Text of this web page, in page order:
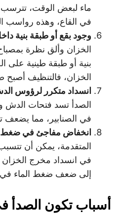
ماء لبعض الوقت، تترسب
في القاع، وهذه رواسب
وجود بقع أو طبقة بنية
الخزان وألق نظرة
بنية أو طبقة طينية على
الخزان، فالتنظيف أصبح
انسداد متكرر لرؤوس
الصدأ تسد فتحات الدش
في الصنابير، مما يضعف
انخفاض مفاجئ في ضغط
المتقدمة، يمكن أن
في انسداد مخرج الخزان
إلى ضعف ضغط الماء في
أسباب تكون الصدأ